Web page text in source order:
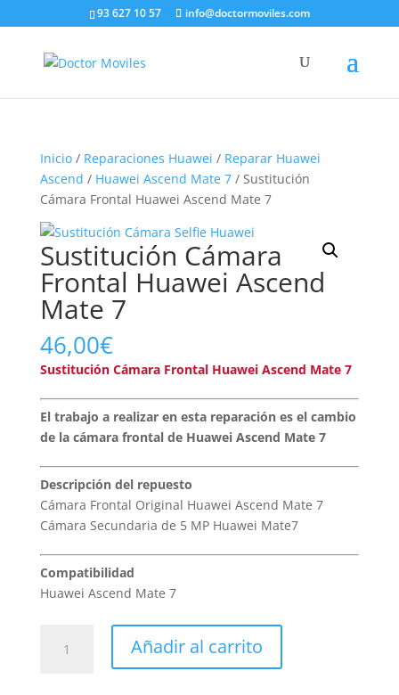
93 627 10 57 info@doctormoviles.com
Inicio/ Reparaciones Huawei / Reparar Huawei
Ascend / Huawei Ascend Mate 7/ Sustitución
Cámara Frontal Huawei Ascend Mate 7
Sustitución Cámara
Frontal Huawei Ascend
Mate 7
46,00€
Sustitución Cámara Frontal Huawei Ascend Mate 7
El trabajo a realizar en esta reparación es el cambio
de la cámara frontal de Huawei Ascend Mate 7
Descripción del repuesto
Cámara Frontal Original Huawei Ascend Mate 7
Cámara Secundaria de 5 MP Huawei Mate7
Compatibilidad
Huawei Ascend Mate 7
Cámara
Añadir al carrito